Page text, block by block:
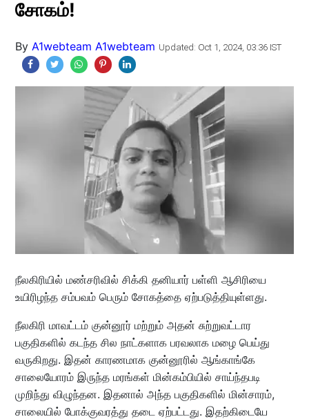
சோகம்!
By A1webteam A1webteam Updated: Oct 1, 2024, 03:36 IST
நீலகிரியில் மண்சரிவில் சிக்கி தனியார் பள்ளி ஆசிரியை
உயிரிழந்த சம்பவம் பெரும் சோகத்தை ஏற்படுத்தியுள்ளது.
நீலகிரி மாவட்டம் குன்னூர் மற்றும் அதன் சுற்றுவட்டார
பகுதிகளில் கடந்த சில நாட்களாக பரவலாக மழை பெய்து
வருகிறது. இதன் காரணமாக குன்னூரில் ஆங்காங்கே
சாலையோரம் இருந்த மரங்கள் மின்கம்பியில் சாய்ந்தபடி
முறிந்து விழுந்தன. இதனால் அந்த பகுதிகளில் மின்சாரம்,
சாலையில் போக்குவரத்து தடை ஏற்பட்டது. இதற்கிடையே